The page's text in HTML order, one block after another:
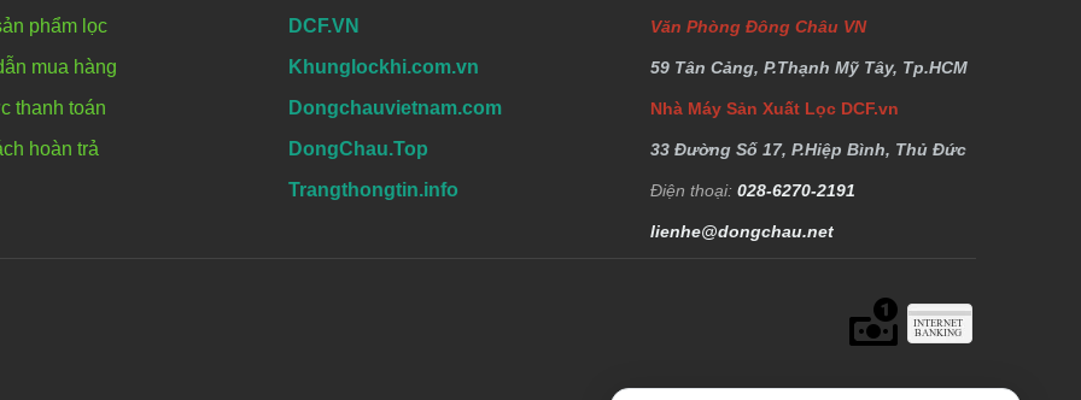
phẩm lọc
mua hàng
thanh toán
hoàn trả
DCF.VN
Khunglockhi.com.vn
Dongchauvietnam.com
DongChau.Top
Trangthongtin.info
Văn Phòng Đông Châu VN
59 Tân Cảng, P.Thạnh Mỹ Tây, Tp.HCM
Nhà Máy Sản Xuất Lọc DCF.vn
33 Đường Số 17, P.Hiệp Bình, Thủ Đức
Điện thoại: 028-6270-2191
lienhe@dongchau.net